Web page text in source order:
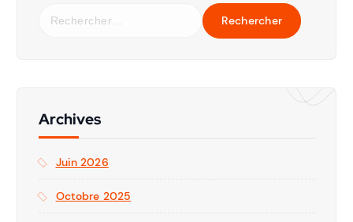
Archives
Juin 2026
Octobre 2025